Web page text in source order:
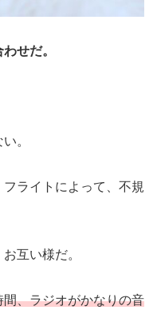
せだ。
。
ライトによって、不規
互い様だ。
、ラジオがかなりの音